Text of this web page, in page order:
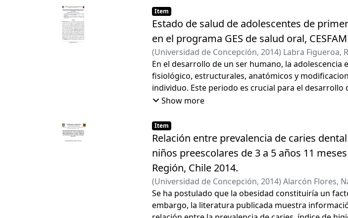
Item
Estado de salud de adolescentes de
en el programa GES de salud oral,
(Universidad de Concepción, 2014) Labra Figueroa,
Torres, Patricio
En el desarrollo de un ser humano, la adolescencia
fisiológico, estructurales, anatómicos y
individuo. Este periodo es crucial para el desarrollo
respecto a la higiene bucal. Esta conducta es la
cuando, después del control de los 12 años, el
hábitos y conductas podrían modificarse.
Show more
Item
Relación entre prevalencia de caries
niños preescolares de 3 a 5 años 11
Región, Chile 2014.
(Universidad de Concepción, 2014) Alarcón Flores,
Maldonado Aguayo, Jorge Antonio
Se ha postulado que la obesidad constituiría un
embargo, la literatura publicada muestra